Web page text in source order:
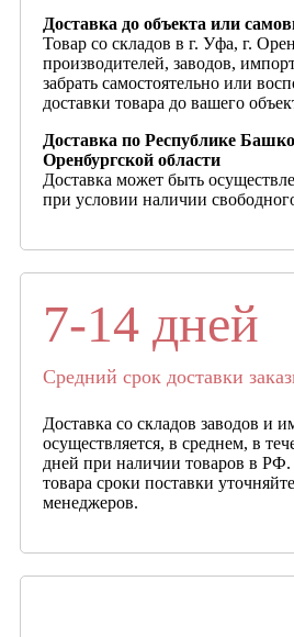
Доставка до объекта или
Товар со складов в г. Уфа, г.
производителей, заводов,
забрать самостоятельно или
доставки товара до вашего
Доставка по Республике
Оренбургской области
Доставка может быть
при условии наличии
7-14 дней
Средний срок доставки
Доставка со складов заводов и
осуществляется, в среднем, в
дней при наличии товаров в РФ.
товара сроки поставки
менеджеров.